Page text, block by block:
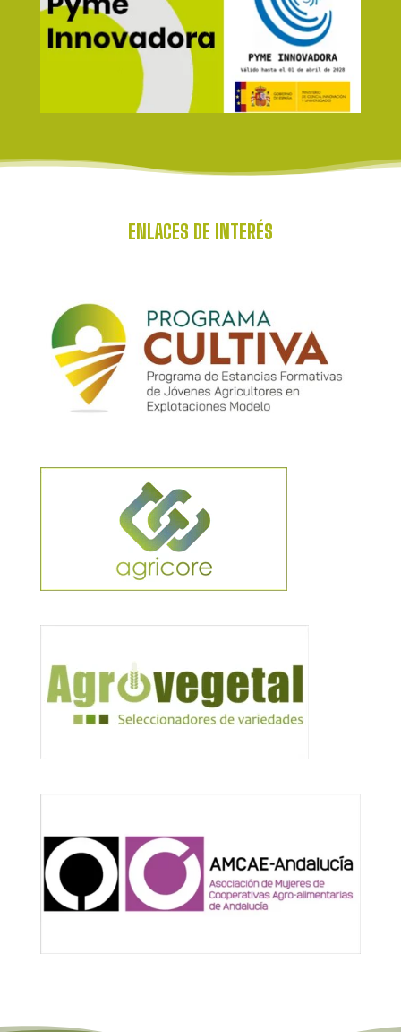
ENLACES DE INTERÉS